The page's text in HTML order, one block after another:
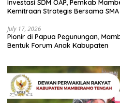
Investasi SDM OAP, Pemkab
Kemitraan Strategis Bersama
July 17, 2026
Pionir di Papua Pegunungan,
Bentuk Forum Anak Kabupaten